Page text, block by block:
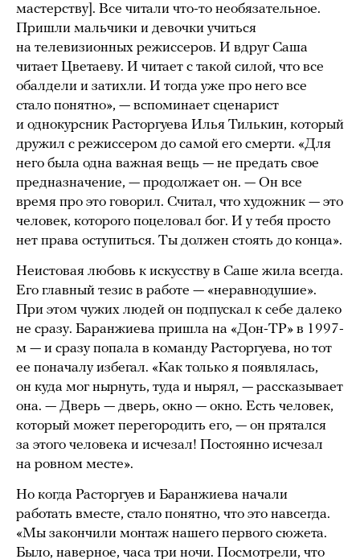
мастерству]. Все читали что-то необязательное.
Пришли мальчики и девочки учиться
на телевизионных режиссеров. И вдруг Саша
читает Цветаеву. И читает с такой силой, что все
обалдели и затихли. И тогда уже про него все
стало понятно», — вспоминает сценарист
и однокурсник Расторгуева Илья Тилькин, который
дружил с режиссером до самой его смерти. «Для
него была одна важная вещь — не предать свое
предназначение, — продолжает он. — Он все
время про это говорил. Считал, что художник — это
человек, которого поцеловал бог. И у тебя просто
нет права оступиться. Ты должен стоять до конца».
Неистовая любовь к искусству в Саше жила всегда.
Его главный тезис в работе — «неравнодушие».
При этом чужих людей он подпускал к себе далеко
не сразу. Баранжиева пришла на «Дон-ТР» в 1997-
м — и сразу попала в команду Расторгуева, но тот
ее поначалу избегал. «Как только я появлялась,
он куда мог нырнуть, туда и нырял, — рассказывает
она. — Дверь — дверь, окно — окно. Есть человек,
который может перегородить его, — он прятался
за этого человека и исчезал! Постоянно исчезал
на ровном месте».
Но когда Расторгуев и Баранжиева начали
работать вместе, стало понятно, что это навсегда.
«Мы закончили монтаж нашего первого сюжета.
Было, наверное, часа три ночи. Посмотрели, что